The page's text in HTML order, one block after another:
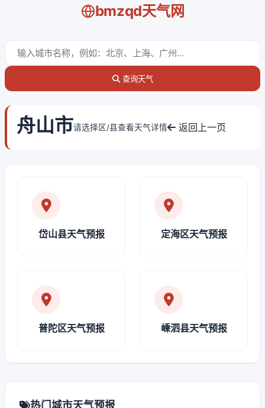
bmzqd天气网
查询天气
舟山市请选择区/县查看天气详情 返回上一页
岱山县天气预报 定海区天气预报
普陀区天气预报 嵊泗县天气预报
热门城市天气预报